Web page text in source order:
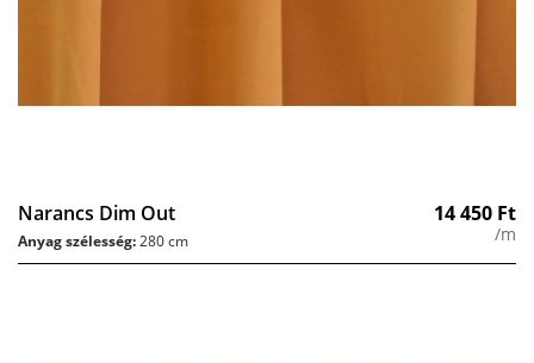
Narancs Dim Out 14 450 Ft
/m
Anyag szélesség:280 cm